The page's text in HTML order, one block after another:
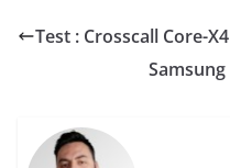
Test : Crosscall Core-X4